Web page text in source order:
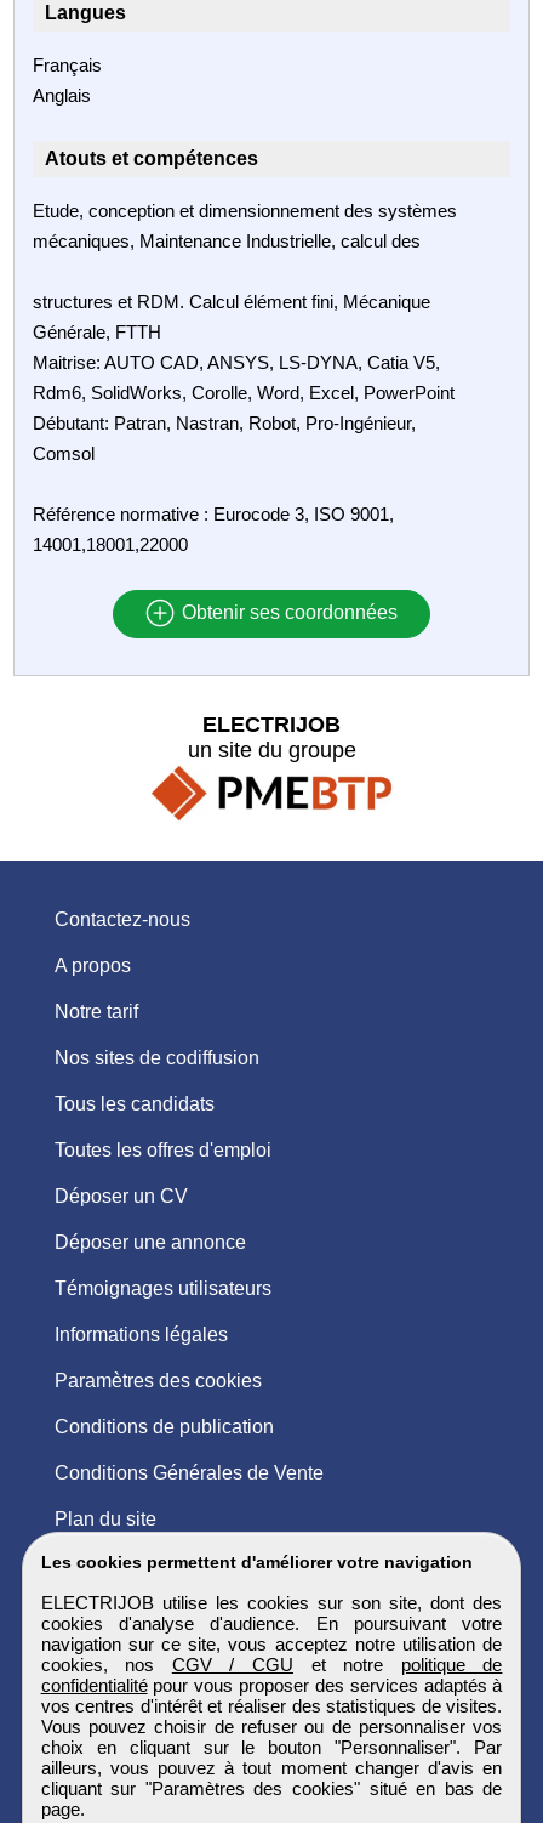
Langues
Français
Anglais
Atouts et compétences
Etude, conception et dimensionnement des systèmes
mécaniques, Maintenance Industrielle, calcul des
structures et RDM. Calcul élément fini, Mécanique
Générale, FTTH
Maitrise: AUTO CAD, ANSYS, LS-DYNA, Catia V5,
Rdm6, SolidWorks, Corolle, Word, Excel, PowerPoint
Débutant: Patran, Nastran, Robot, Pro-Ingénieur,
Comsol
Référence normative : Eurocode 3, ISO 9001,
14001,18001,22000
Obtenir ses coordonnées
Les cookies permettent d'améliorer votre navigation
ELECTRIJOB utilise les cookies sur son site, dont des
cookies d'analyse d'audience. En poursuivant votre
navigation sur ce site, vous acceptez notre utilisation de
cookies, nos CGV / CGU et notre politique de
confidentialitépour vous proposer des services adaptés à
vos centres d'intérêt et réaliser des statistiques de visites.
Vous pouvez choisir de refuser ou de personnaliser vos
choix en cliquant sur le bouton "Personnaliser". Par
ailleurs, vous pouvez à tout moment changer d'avis en
cliquant sur "Paramètres des cookies" situé en bas de
page.
ELECTRIJOB
un site du groupe
Contactez-nous
A propos
Notre tarif
Nos sites de codiffusion
Tous les candidats
Toutes les offres d'emploi
Déposer un CV
Déposer une annonce
Témoignages utilisateurs
Informations légales
Paramètres des cookies
Conditions de publication
Conditions Générales de Vente
Plan du site